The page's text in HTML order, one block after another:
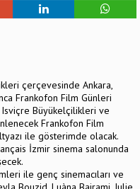
çerçevesinde Ankara,
Frankofon Film Günleri
Isviçre Büyükelçilikleri ve
Frankofon Film
ile gösterimde olacak.
İzmir sinema salonunda
ile genç sinemacıları ve